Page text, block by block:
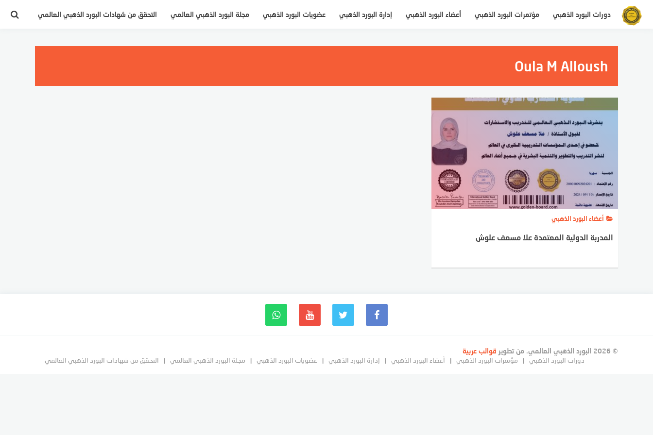
المحتوى
دورات البورد الذهبي مؤتمرات البورد الذهبي أعضاء البورد الذهبي إدارة البورد الذهبي عضويات البورد الذهبي مجلة البورد الذهبي العالمي التحقق من شهادات البورد الذهبي العالمي
Oula M Alloush
أعضاء البورد الذهبي
المدربة الدولية المعتمدة علا مسعف علوش
© 2026 البورد الذهبي العالمي. من تطوير
قوالب عربية
دورات البورد الذهبي
مؤتمرات البورد الذهبي أعضاء البورد الذهبي إدارة البورد الذهبي عضويات البورد الذهبي مجلة البورد الذهبي العالمي التحقق من شهادات البورد الذهبي العالمي